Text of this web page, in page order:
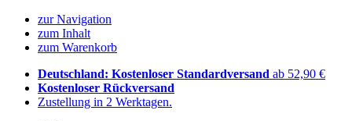
zur Navigation
zum Inhalt
zum Warenkorb
Deutschland: Kostenloser Standardversand ab 52,90 €
Kostenloser Rückversand
Zustellung in 2 Werktagen.